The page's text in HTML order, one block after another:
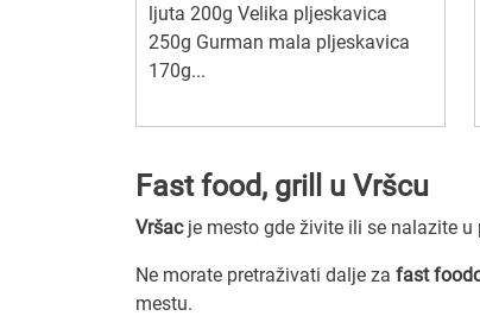
ljuta 200g Velika pljeskavica
250g Gurman mala pljeskavica
170g...
Fast food, grill u Vršcu
Vršacje mesto gde živite ili se nalazite u
Ne morate pretraživati dalje za fast
mestu.